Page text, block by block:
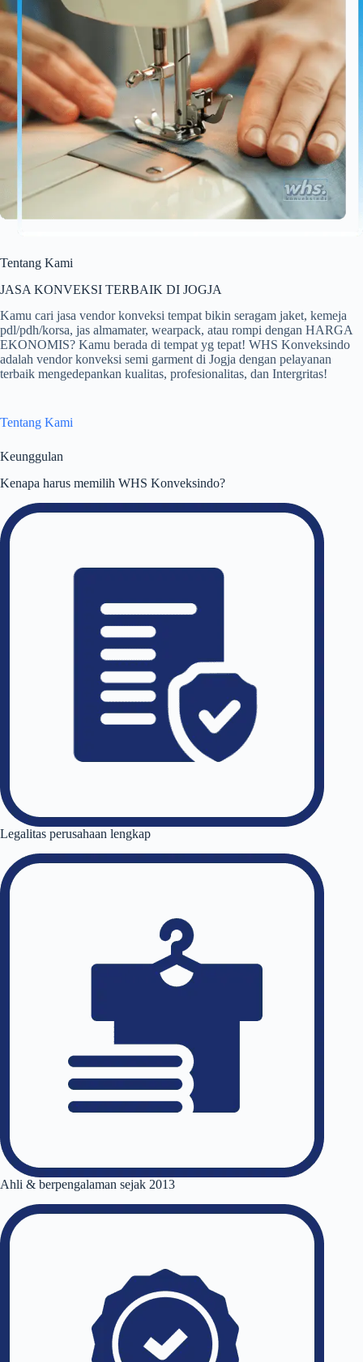
Tentang Kami
JASA KONVEKSI TERBAIK DI JOGJA
Kamu cari jasa vendor konveksi tempat bikin seragam jaket, kemeja
pdl/pdh/korsa, jas almamater, wearpack, atau rompi dengan HARGA
EKONOMIS? Kamu berada di tempat yg tepat! WHS Konveksindo
adalah vendor konveksi semi garment di Jogja dengan pelayanan
terbaik mengedepankan kualitas, profesionalitas, dan Intergritas!
Tentang Kami
Keunggulan
Kenapa harus memilih WHS Konveksindo?
Legalitas perusahaan lengkap
Ahli & berpengalaman sejak 2013